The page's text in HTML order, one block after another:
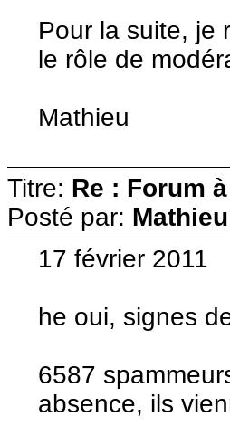
Pour la suite, je
le rôle de
Mathieu
Titre: Re : Forum
Posté par: Mathieu
17 février 2011
he oui, signes
6587
absence, ils